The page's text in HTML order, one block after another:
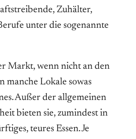
Zuhälter,
unter die sogenannte
Markt, wenn nicht an den
manche Lokale sowas
Außer der allgemeinen
bieten sie, zumindest in
teures Essen. Je